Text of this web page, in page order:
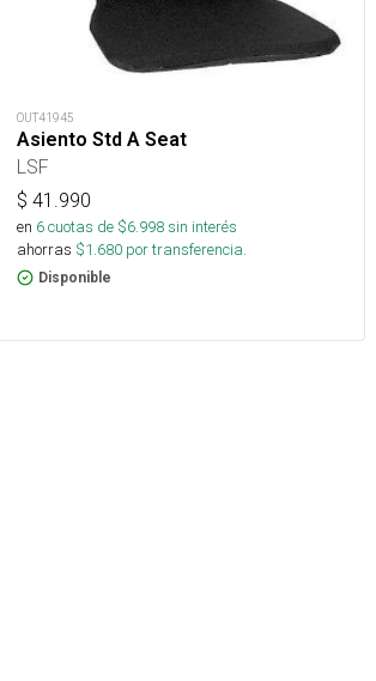
OUT41945
Asiento Std A Seat
LSF
$ 41.990
en 6cuotas de $6.998sin interés
ahorras $1.680 por transferencia.
Disponible